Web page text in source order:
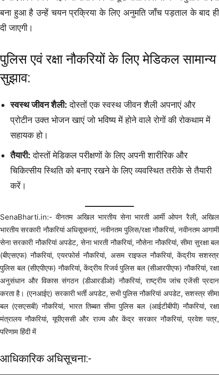
बना हुआ है उन्हें चयन प्रक्रिया के लिए अनुमति जाँच पड़ताल के बाद ही
दी जाएगी।
पुलिस एवं रक्षा नौकरियों के लिए मेडिकल सामान्य
सुझाव:
स्वस्थ जीवन शैली: दोस्तों एक स्वस्थ जीवन शैली अपनाएं और
प्रोटीन उक्त भोजन खाएं जो भविष्य में होने वाले रोगों की रोकथाम में
सहायक हो।
तैयारी: दोस्तों मेडिकल परीक्षणों के लिए अपनी शारीरिक और
चिकित्सीय स्थिति को बनाए रखने के लिए व्यवस्थित तरीके से तैयारी
करें।
SenaBharti.in:- वीनतम अखिल भारतीय सेना भारती आर्मी ओपन रैली, अखिल
भारतीय सरकारी नौकरियां अधिसूचनाएं, नवीनतम पुलिस/रक्षा नौकरियां, नवीनतम आगामी
सेना सरकारी नौकरियां अपडेट, सेना भारती नौकरियां, नौसेना नौकरियां, सीमा सुरक्षा बल
(बीएसएफ) नौकरियां, एयरफोर्स नौकरियां, असम राइफल नौकरियां, केंद्रीय सशस्त्र
पुलिस बल (सीएपीएफ) नौकरियां, केंद्रीय रिजर्व पुलिस बल (सीआरपीएफ) नौकरियां, रक्षा
अनुसंधान और विकास संगठन (डीआरडीओ) नौकरियां, राष्ट्रीय जांच एजेंसी प्रदान
करता है। (एनआईए) सरकारी भर्ती अपडेट, सभी पुलिस नौकरियां अपडेट, सशस्त्र सीमा
बल (एसएसबी) नौकरियां, भारत तिब्बत सीमा पुलिस बल (आईटीबीपी) नौकरियां, रक्षा
मंत्रालय नौकरियां, यूपीएससी और राज्य और केंद्र सरकार नौकरियां, प्रवेश पत्र,
परिणाम हिंदी में
आधिकारिक अधिसूचना:-